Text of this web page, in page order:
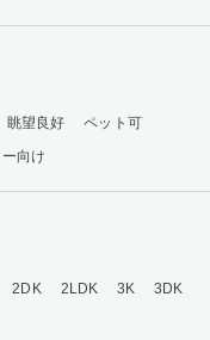
眺望良好
ペット可
向け
2DK 2LDK 3K
3DK